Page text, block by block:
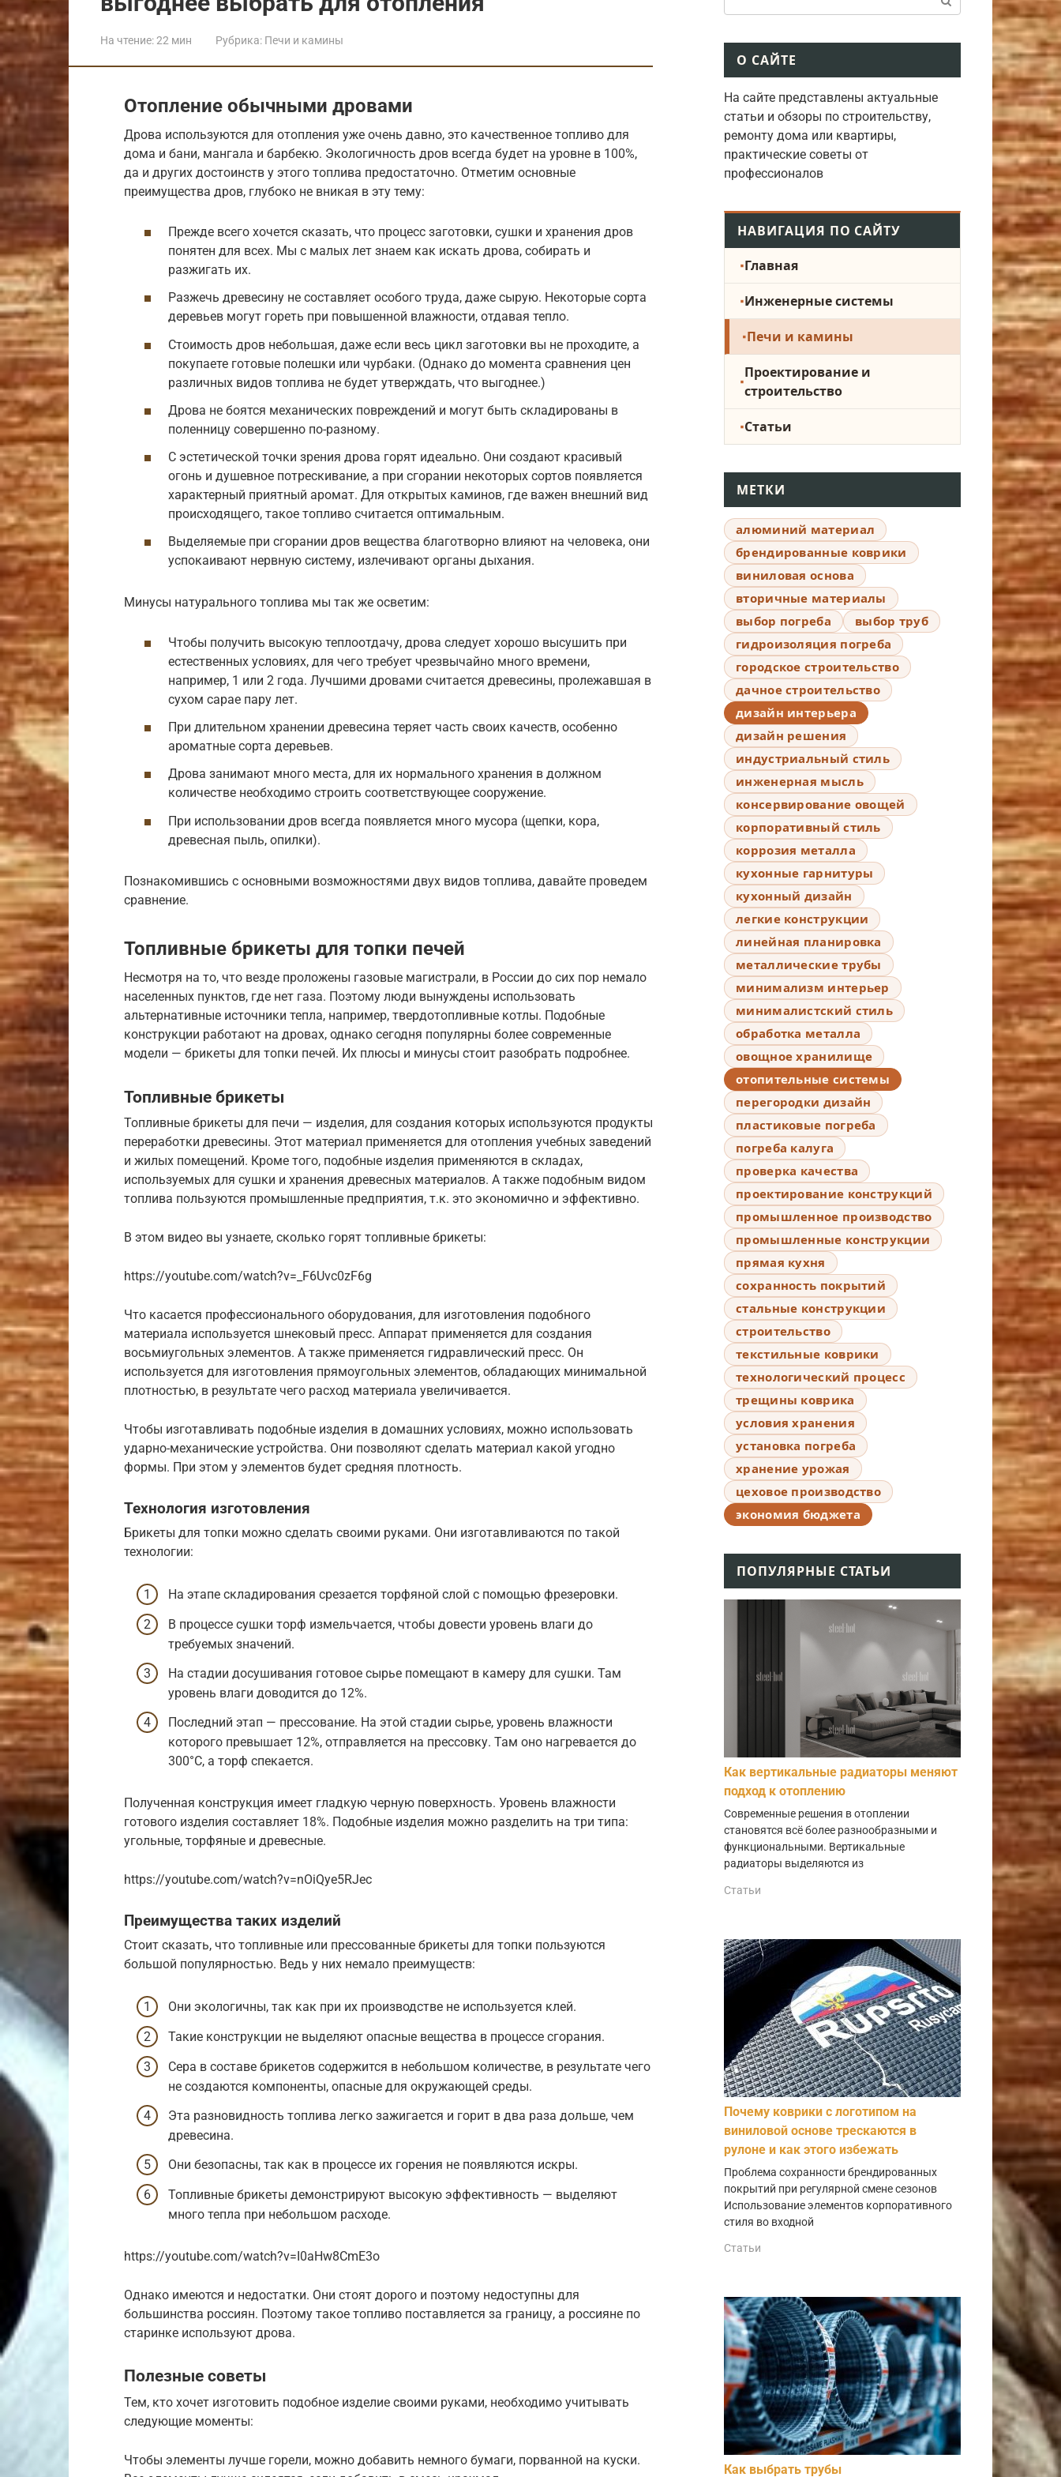
На чтение:22 мин Рубрика: Печи и камины
Отопление обычными дровами
Дрова используются для отопления уже очень давно, это качественное топливо для
дома и бани, мангала и барбекю. Экологичность дров всегда будет на уровне в 100%,
да и других достоинств у этого топлива предостаточно. Отметим основные
преимущества дров, глубоко не вникая в эту тему:
Прежде всего хочется сказать, что процесс заготовки, сушки и хранения дров
понятен для всех. Мы с малых лет знаем как искать дрова, собирать и
разжигать их.
Разжечь древесину не составляет особого труда, даже сырую. Некоторые сорта
деревьев могут гореть при повышенной влажности, отдавая тепло.
Стоимость дров небольшая, даже если весь цикл заготовки вы не проходите, а
покупаете готовые полешки или чурбаки. (Однако до момента сравнения цен
различных видов топлива не будет утверждать, что выгоднее.)
Дрова не боятся механических повреждений и могут быть складированы в
поленницу совершенно по-разному.
С эстетической точки зрения дрова горят идеально. Они создают красивый
огонь и душевное потрескивание, а при сгорании некоторых сортов появляется
характерный приятный аромат. Для открытых каминов, где важен внешний вид
происходящего, такое топливо считается оптимальным.
Выделяемые при сгорании дров вещества благотворно влияют на человека, они
успокаивают нервную систему, излечивают органы дыхания.
Минусы натурального топлива мы так же осветим:
Чтобы получить высокую теплоотдачу, дрова следует хорошо высушить при
естественных условиях, для чего требует чрезвычайно много времени,
например, 1 или 2 года. Лучшими дровами считается древесины, пролежавшая в
сухом сарае пару лет.
При длительном хранении древесина теряет часть своих качеств, особенно
ароматные сорта деревьев.
Дрова занимают много места, для их нормального хранения в должном
количестве необходимо строить соответствующее сооружение.
При использовании дров всегда появляется много мусора (щепки, кора,
древесная пыль, опилки).
Познакомившись с основными возможностями двух видов топлива, давайте проведем
сравнение.
Топливные брикеты для топки печей
Несмотря на то, что везде проложены газовые магистрали, в России до сих пор немало
населенных пунктов, где нет газа. Поэтому люди вынуждены использовать
альтернативные источники тепла, например, твердотопливные котлы. Подобные
конструкции работают на дровах, однако сегодня популярны более современные
модели — брикеты для топки печей. Их плюсы и минусы стоит разобрать подробнее.
Топливные брикеты
Топливные брикеты для печи — изделия, для создания которых используются продукты
переработки древесины. Этот материал применяется для отопления учебных заведений
и жилых помещений. Кроме того, подобные изделия применяются в складах,
используемых для сушки и хранения древесных материалов. А также подобным видом
топлива пользуются промышленные предприятия, т.к. это экономично и эффективно.
В этом видео вы узнаете, сколько горят топливные брикеты:
https://youtube.com/watch?v=_F6Uvc0zF6g
Что касается профессионального оборудования, для изготовления подобного
материала используется шнековый пресс. Аппарат применяется для создания
восьмиугольных элементов. А также применяется гидравлический пресс. Он
используется для изготовления прямоугольных элементов, обладающих минимальной
плотностью, в результате чего расход материала увеличивается.
Чтобы изготавливать подобные изделия в домашних условиях, можно использовать
ударно-механические устройства. Они позволяют сделать материал какой угодно
формы. При этом у элементов будет средняя плотность.
Технология изготовления
Брикеты для топки можно сделать своими руками. Они изготавливаются по такой
технологии:
На этапе складирования срезается торфяной слой с помощью фрезеровки.
В процессе сушки торф измельчается, чтобы довести уровень влаги до
требуемых значений.
На стадии досушивания готовое сырье помещают в камеру для сушки. Там
уровень влаги доводится до 12%.
Последний этап — прессование. На этой стадии сырье, уровень влажности
которого превышает 12%, отправляется на прессовку. Там оно нагревается до
300°C, а торф спекается.
Полученная конструкция имеет гладкую черную поверхность. Уровень влажности
готового изделия составляет 18%. Подобные изделия можно разделить на три типа:
угольные, торфяные и древесные.
https://youtube.com/watch?v=nOiQye5RJec
Преимущества таких изделий
Стоит сказать, что топливные или прессованные брикеты для топки пользуются
большой популярностью. Ведь у них немало преимуществ:
Они экологичны, так как при их производстве не используется клей.
Такие конструкции не выделяют опасные вещества в процессе сгорания.
Сера в составе брикетов содержится в небольшом количестве, в результате чего
не создаются компоненты, опасные для окружающей среды.
Эта разновидность топлива легко зажигается и горит в два раза дольше, чем
древесина.
Они безопасны, так как в процессе их горения не появляются искры.
Топливные брикеты демонстрируют высокую эффективность — выделяют
много тепла при небольшом расходе.
https://youtube.com/watch?v=I0aHw8CmE3o
Однако имеются и недостатки. Они стоят дорого и поэтому недоступны для
большинства россиян. Поэтому такое топливо поставляется за границу, а россияне по
старинке используют дрова.
Полезные советы
Тем, кто хочет изготовить подобное изделие своими руками, необходимо учитывать
следующие моменты:
Чтобы элементы лучше горели, можно добавить немного бумаги, порванной на куски.
О САЙТЕ
На сайте представлены актуальные
статьи и обзоры по строительству,
ремонту дома или квартиры,
практические советы от
профессионалов
НАВИГАЦИЯ ПО САЙТУ
Главная
Инженерные системы
Печи и камины
Проектирование и
строительство
Статьи
МЕТКИ
алюминий материал
брендированные коврики
виниловая основа
вторичные материалы
выбор погреба
выбор труб
гидроизоляция погреба
городское строительство
дачное строительство
дизайн интерьера
дизайн решения
индустриальный стиль
инженерная мысль
консервирование овощей
корпоративный стиль
коррозия металла
кухонные гарнитуры
кухонный дизайн
легкие конструкции
линейная планировка
металлические трубы
минимализм интерьер
минималистский стиль
обработка металла
овощное хранилище
отопительные системы
перегородки дизайн
пластиковые погреба
погреба калуга
проверка качества
проектирование конструкций
промышленное производство
промышленные конструкции
прямая кухня
сохранность покрытий
стальные конструкции
строительство
текстильные коврики
технологический процесс
трещины коврика
условия хранения
установка погреба
хранение урожая
цеховое производство
экономия бюджета
ПОПУЛЯРНЫЕ СТАТЬИ
Как вертикальные радиаторы меняют
подход к отоплению
Современные решения в отоплении
становятся всё более разнообразными и
функциональными. Вертикальные
радиаторы выделяются из
Статьи
Почему коврики с логотипом на
виниловой основе трескаются в
рулоне и как этого избежать
Проблема сохранности брендированных
покрытий при регулярной смене сезонов
Использование элементов корпоративного
стиля во входной
Статьи
Как выбрать трубы